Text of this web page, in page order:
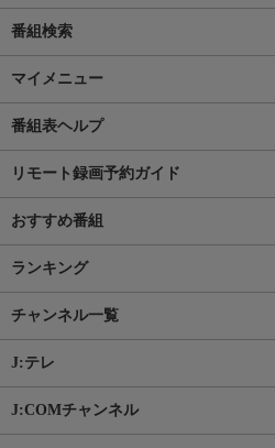
番組検索
マイメニュー
番組表ヘルプ
リモート録画予約ガイド
おすすめ番組
ランキング
チャンネル一覧
J:テレ
J:COMチャンネル